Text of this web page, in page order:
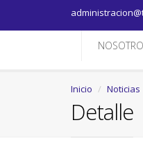
Inicio Noticias
Detalle